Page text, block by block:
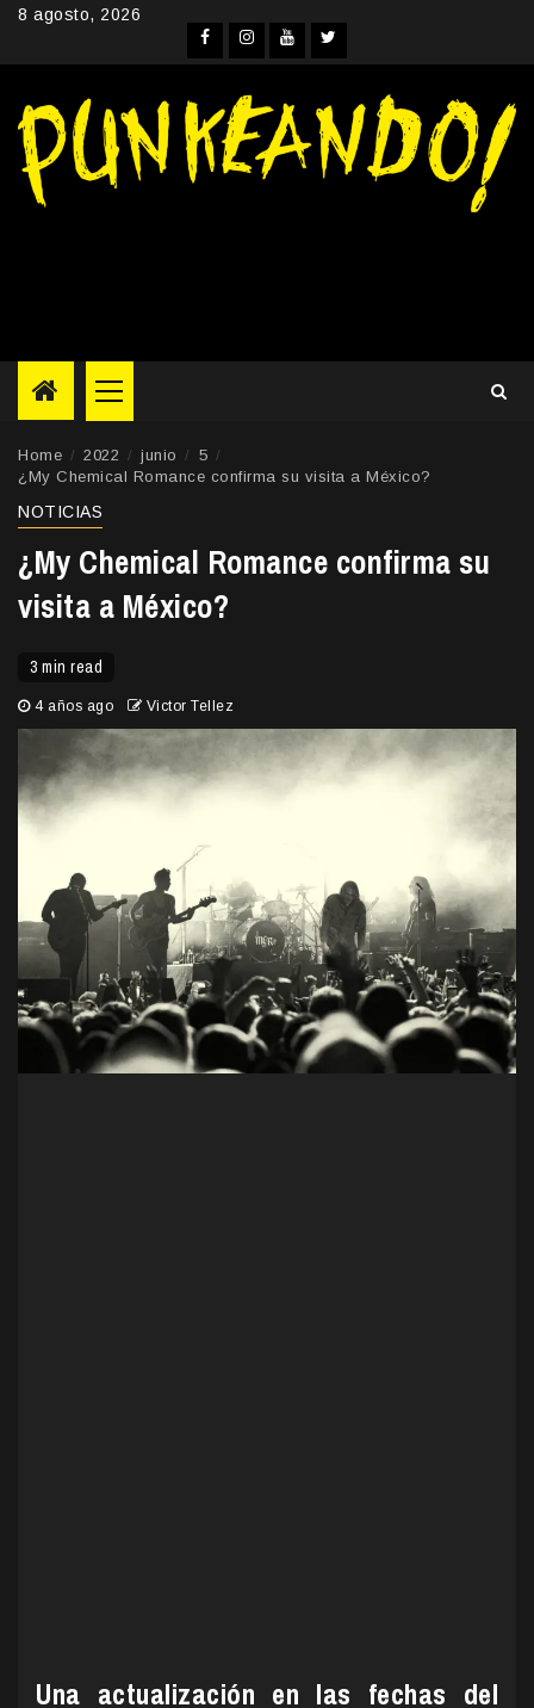
Skip8 agosto, 2026
Facebook
Instagram
YouTube
Twitter
Primary
Menu
Home 2022 junio
5
¿My Chemical Romance confirma su visita a México?
NOTICIAS
¿My Chemical Romance confirma su
visita a México?
3 min read
4 años ago Victor Tellez
Una actualización en las fechas del